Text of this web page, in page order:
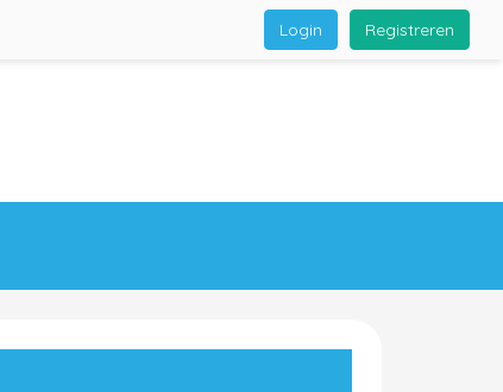
Registreren
Login